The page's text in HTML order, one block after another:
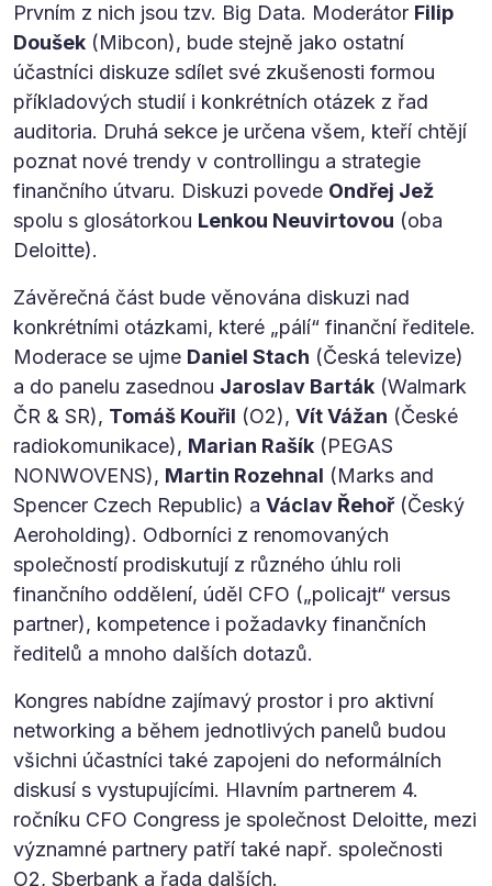
Prvním z nich jsou tzv. Big Data. Moderátor Filip
Doušek (Mibcon), bude stejně jako ostatní
účastníci diskuze sdílet své zkušenosti formou
příkladových studií i konkrétních otázek z řad
auditoria. Druhá sekce je určena všem, kteří chtějí
poznat nové trendy v controllingu a strategie
finančního útvaru. Diskuzi povede Ondřej Jež
spolu s glosátorkou Lenkou Neuvirtovou (oba
Deloitte).
Závěrečná část bude věnována diskuzi nad
konkrétními otázkami, které „pálí“ finanční ředitele.
Moderace se ujme Daniel Stach (Česká televize)
a do panelu zasednou Jaroslav Barták (Walmark
ČR & SR), Tomáš Kouřil (O2), Vít Vážan (České
radiokomunikace), Marian Rašík (PEGAS
NONWOVENS), Martin Rozehnal (Marks and
Spencer Czech Republic) a Václav Řehoř(Český
Aeroholding). Odborníci z renomovaných
společností prodiskutují z různého úhlu roli
finančního oddělení, úděl CFO („policajt“ versus
partner), kompetence i požadavky finančních
ředitelů a mnoho dalších dotazů.
Kongres nabídne zajímavý prostor i pro aktivní
networking a během jednotlivých panelů budou
všichni účastníci také zapojeni do neformálních
diskusí s vystupujícími. Hlavním partnerem 4.
ročníku CFO Congress je společnost Deloitte, mezi
významné partnery patří také např. společnosti
O2, Sberbank a řada dalších.